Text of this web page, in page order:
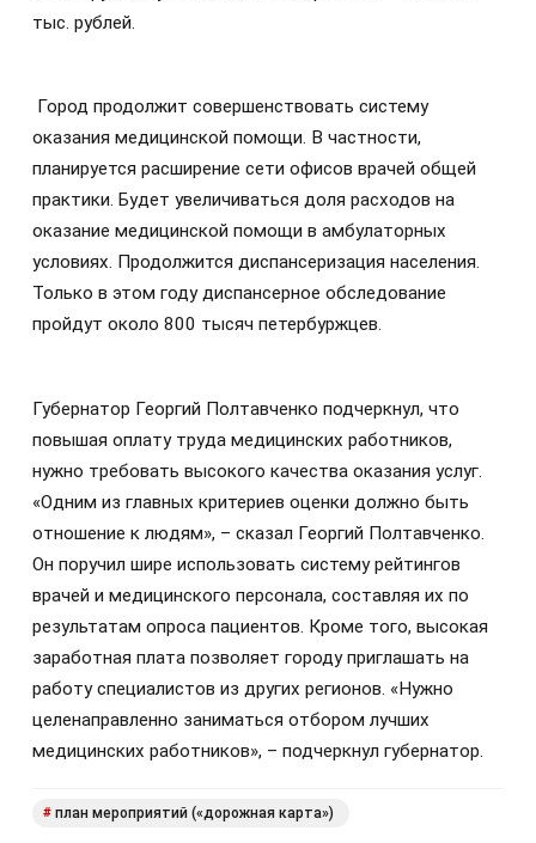
тыс. рублей.
Город продолжит совершенствовать систему
оказания медицинской помощи. В частности,
планируется расширение сети офисов врачей общей
практики. Будет увеличиваться доля расходов на
оказание медицинской помощи в амбулаторных
условиях. Продолжится диспансеризация населения.
Только в этом году диспансерное обследование
пройдут около 800 тысяч петербуржцев.
Губернатор Георгий Полтавченко подчеркнул, что
повышая оплату труда медицинских работников,
нужно требовать высокого качества оказания услуг.
«Одним из главных критериев оценки должно быть
отношение к людям», – сказал Георгий Полтавченко.
Он поручил шире использовать систему рейтингов
врачей и медицинского персонала, составляя их по
результатам опроса пациентов. Кроме того, высокая
заработная плата позволяет городу приглашать на
работу специалистов из других регионов. «Нужно
целенаправленно заниматься отбором лучших
медицинских работников», – подчеркнул губернатор.
# план мероприятий («дорожная карта»)